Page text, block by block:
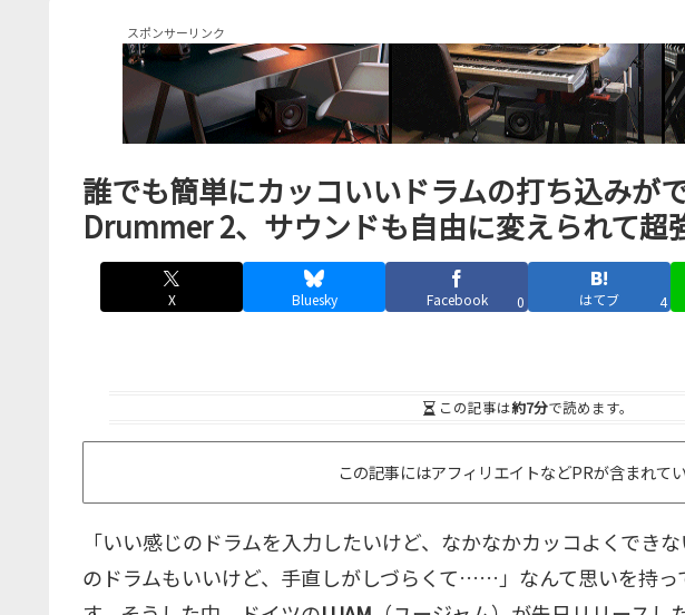
スポンサーリンク
誰でも簡単にカッコいいドラムの打ち込みが
Drummer 2、サウンドも自由に変えられて超
X Bluesky Facebook 0 はてブ 4
この記事は約7分で読めます。
この記事にはアフィリエイトなどPRが含まれて
「いい感じのドラムを入力したいけど、なかなかカッコよくでき
のドラムもいいけど、手直しがしづらくて……」なんて思いを持っ